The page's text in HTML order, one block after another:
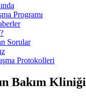
Programı
Sorular
Protokolleri
Bakım Kliniği